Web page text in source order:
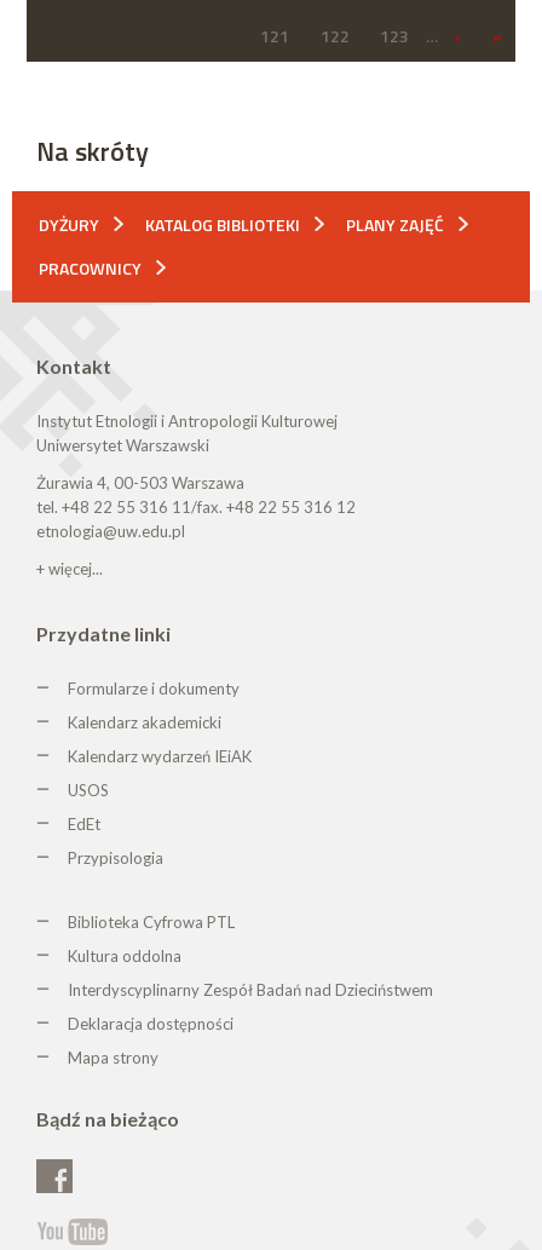
121
122 123 … › »
Na skróty
DYŻURY KATALOG BIBLIOTEKI
PLANY ZAJĘĆ
PRACOWNICY
Kontakt
Instytut Etnologii i Antropologii Kulturowej
Uniwersytet Warszawski
Żurawia 4, 00-503 Warszawa
tel. +48 22 55 316 11/fax. +48 22 55 316 12
etnologia@uw.edu.pl
+ więcej...
Przydatne linki
Formularze i dokumenty
Kalendarz akademicki
Kalendarz wydarzeń IEiAK
USOS
EdEt
Przypisologia
Biblioteka Cyfrowa PTL
Kultura oddolna
Interdyscyplinarny Zespół Badań nad Dzieciństwem
Deklaracja dostępności
Mapa strony
Bądź na bieżąco